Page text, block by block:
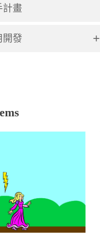
計畫
+
開發